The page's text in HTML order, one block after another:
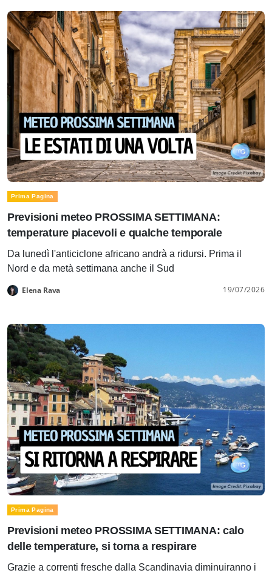
Prima Pagina
Previsioni meteo PROSSIMA SETTIMANA:
temperature piacevoli e qualche temporale
Da lunedì l'anticiclone africano andrà a ridursi. Prima il
Nord e da metà settimana anche il Sud
Elena Rava 19/07/2026
Prima Pagina
Previsioni meteo PROSSIMA SETTIMANA: calo
delle temperature, si torna a respirare
Grazie a correnti fresche dalla Scandinavia diminuiranno i